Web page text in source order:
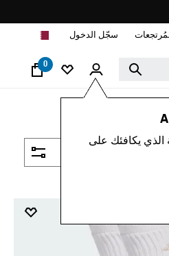
سجّل الدخول
0
الذي يكافئك على